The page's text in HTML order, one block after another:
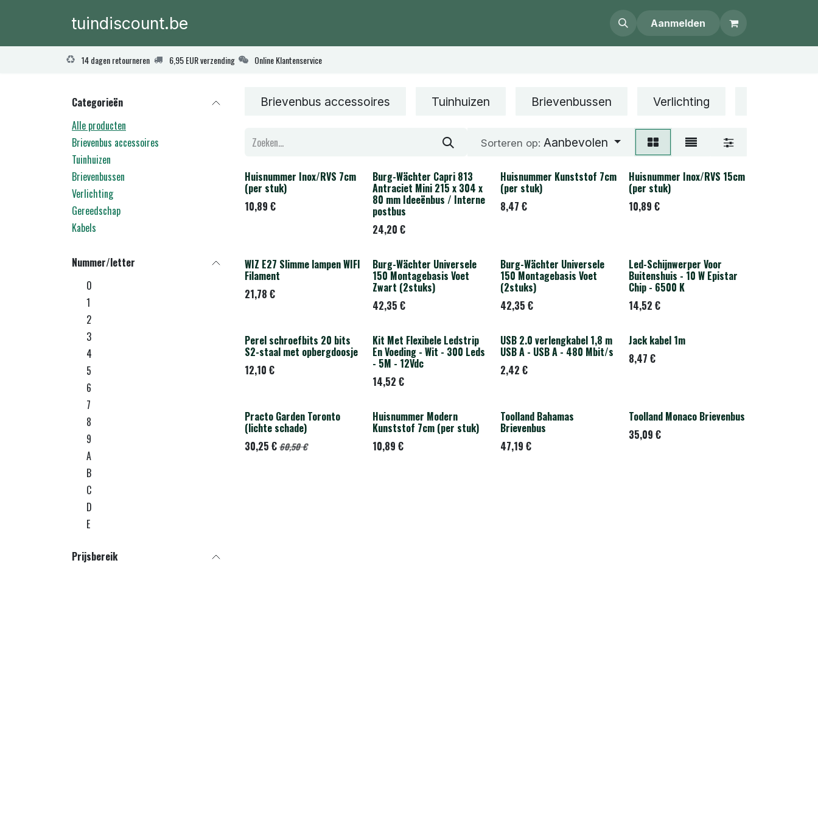
tuindiscount.be Aanmelden
14 dagen retourneren 6,95 EUR verzending Online Klantenservice
Categorieën
Alle producten
Brievenbus accessoires
Tuinhuizen
Brievenbussen
Verlichting
Gereedschap
Kabels
Nummer/letter
0
1
2
3
4
5
6
7
8
9
A
B
C
D
E
Prijsbereik
Brievenbus accessoires Tuinhuizen Brievenbussen Verlichting
Sorteren op: Aanbevolen
Huisnummer Inox/RVS 7cm
(per stuk)
10,89 € Laatste stuk
Burg-Wächter Capri 813
Antraciet Mini 215 x 304 x
80 mm Ideeënbus / Interne
postbus
24,20 €
Huisnummer Kunststof 7cm
(per stuk)
8,47 €
Huisnummer Inox/RVS 15cm
(per stuk)
10,89 €
WIZ E27 Slimme lampen WIFI
Filament
21,78 € Laatste stuk
Burg-Wächter Universele
150 Montagebasis Voet
Zwart (2stuks)
42,35 € Laatste stuk
Burg-Wächter Universele
150 Montagebasis Voet
(2stuks)
42,35 €
Led-Schijnwerper Voor
Buitenshuis - 10 W Epistar
Chip - 6500 K
14,52 €
Perel schroefbits 20 bits
S2-staal met opbergdoosje
12,10 €
Kit Met Flexibele Ledstrip
En Voeding - Wit - 300 Leds
- 5M - 12Vdc
14,52 €
USB 2.0 verlengkabel 1,8 m
USB A - USB A - 480 Mbit/s
2,42 €
Jack kabel 1m
8,47 €
DEMOMODEL -50%
Practo Garden Toronto
(lichte schade)
30,25 €60,50€
Huisnummer Modern
Kunststof 7cm (per stuk)
10,89 €
Toolland Bahamas
Brievenbus
47,19 €
Toolland Monaco Brievenbus
35,09 €